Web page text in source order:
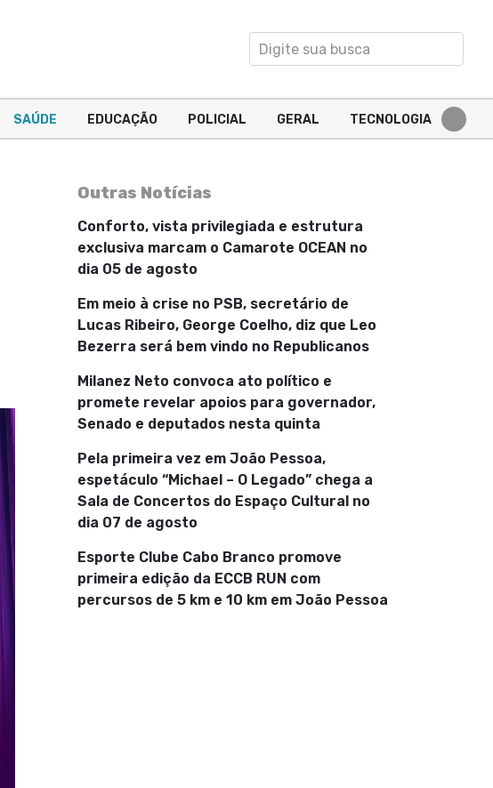
SAÚDE EDUCAÇÃO POLICIAL GERAL TECNOLOGIA
Outras Notícias
Conforto, vista privilegiada e estrutura
exclusiva marcam o Camarote OCEAN no
dia 05 de agosto
Em meio à crise no PSB, secretário de
Lucas Ribeiro, George Coelho, diz que Leo
Bezerra será bem vindo no Republicanos
Milanez Neto convoca ato político e
promete revelar apoios para governador,
Senado e deputados nesta quinta
Pela primeira vez em João Pessoa,
espetáculo “Michael – O Legado” chega a
Sala de Concertos do Espaço Cultural no
dia 07 de agosto
Esporte Clube Cabo Branco promove
primeira edição da ECCB RUN com
percursos de 5 km e 10 km em João Pessoa